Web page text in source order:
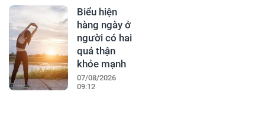
Biểu hiện
hàng ngày ở
người có hai
quả thận
khỏe mạnh
07/08/2026
09:12